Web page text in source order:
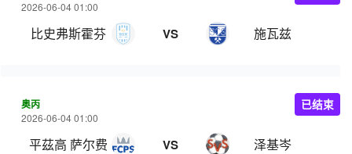
2026-06-04 01:00
比史弗斯霍芬 VS 施瓦兹
奥丙
2026-06-04 01:00
平茲高 萨尔费尔登 VS 泽基岑
已结束